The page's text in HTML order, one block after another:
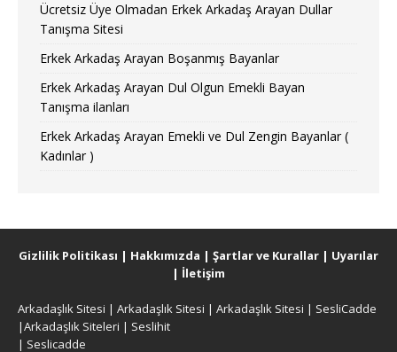
Ücretsiz Üye Olmadan Erkek Arkadaş Arayan Dullar
Tanışma Sitesi
Erkek Arkadaş Arayan Boşanmış Bayanlar
Erkek Arkadaş Arayan Dul Olgun Emekli Bayan
Tanışma ilanları
Erkek Arkadaş Arayan Emekli ve Dul Zengin Bayanlar (
Kadınlar )
Gizlilik Politikası | Hakkımızda | Şartlar ve Kurallar | Uyarılar
| İletişim
Arkadaşlık Sitesi | Arkadaşlık Sitesi | Arkadaşlık Sitesi | SesliCadde
|Arkadaşlık Siteleri | Seslihit
| Seslicadde